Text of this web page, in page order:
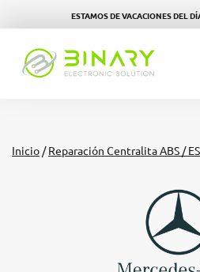
ESTAMOS DE VACACIONES DEL
Inicio /Reparación Centralita ABS /